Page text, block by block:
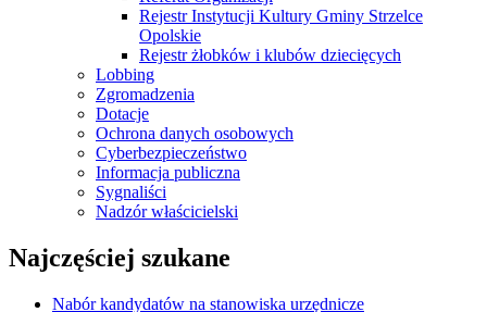
Rejestr Instytucji Kultury Gminy Strzelce
Opolskie
Rejestr żłobków i klubów dziecięcych
Lobbing
Zgromadzenia
Dotacje
Ochrona danych osobowych
Cyberbezpieczeństwo
Informacja publiczna
Sygnaliści
Nadzór właścicielski
Najczęściej szukane
Nabór kandydatów na stanowiska urzędnicze